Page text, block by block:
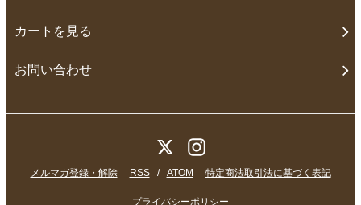
カートを見る
お問い合わせ
メルマガ登録・解除 RSS / ATOM 特定商法取引法に基づく表記
プライバシーポリシー